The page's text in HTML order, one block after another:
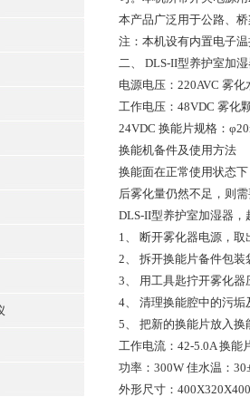
本产品广泛用于公路、
注：本机设有内置电子
二、 DLS-II型养护室加
电源电压：220AVC 雾
工作电压：48VDC 雾化
24VDC 换能片规格：
换能机备件及使用方法
换能面在正常使用状态
后雾化量仍然不足，则
DLS-II型养护室加湿器
1、 断开雾化器电源，
2、 拆开换能片备件包
3、 用工具匙拧开雾化
4、 清理换能腔中的污
5、 把新的换能片放入
工作电流：42-5.0A 换能
功率：300W 佳水温：
外形尺寸：